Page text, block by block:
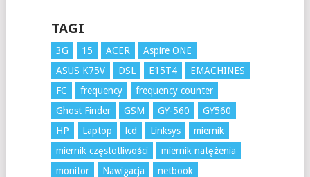
TAGI
3G 15 ACER
Aspire ONE
ASUS K75V
DSL E15T4
EMACHINES
FC
frequency
frequency counter
Ghost Finder
GSM GY-560
GY560
HP
Laptop lcd Linksys
miernik
miernik częstotliwości
miernik natężenia
monitor
Nawigacja
netbook